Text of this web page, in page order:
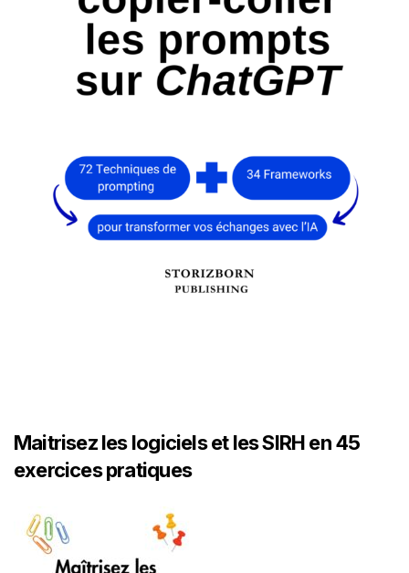
Maitrisez les logiciels et les SIRH en 45
exercices pratiques